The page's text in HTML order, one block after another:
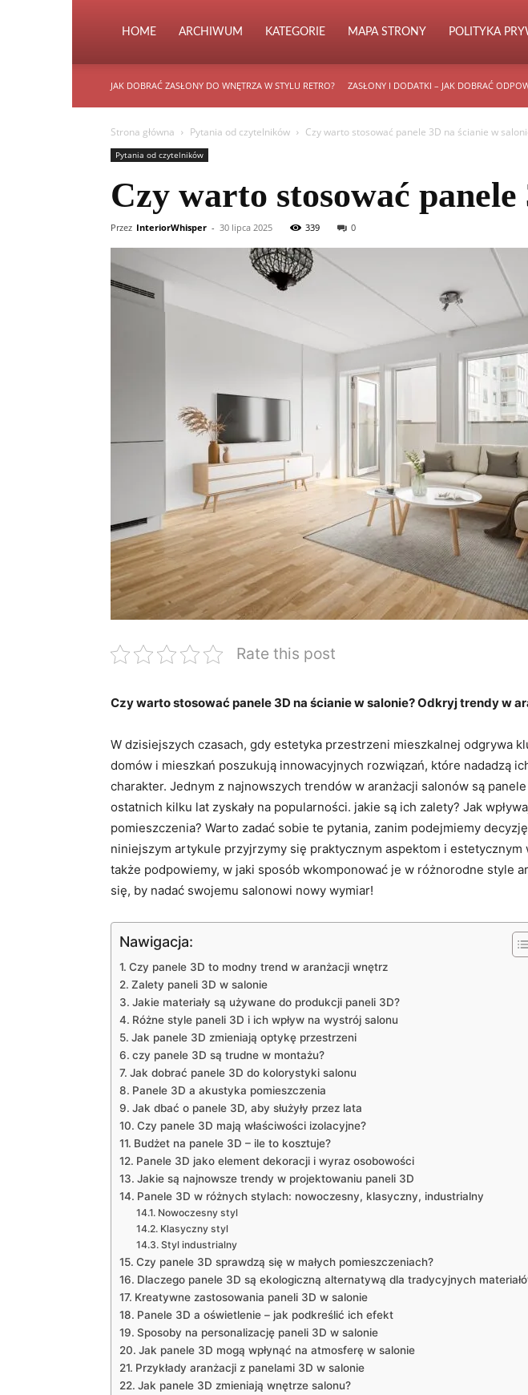
HOME ARCHIWUM KATEGORIE MAPA STRONY POLITYKA
JAK DOBRAĆ ZASŁONY DO WNĘTRZA W STYLU RETRO? ZASŁONY I DODATKI – JAK DOBRAĆ
Strona główna Pytania od czytelników Czy warto stosować panele 3D na ścianie w
Pytania od czytelników
Czy warto stosować
Przez InteriorWhisper - 30 lipca 2025 339 0
Rate this post
Czy warto​ stosować panele 3D na⁤ ścianie‌ w salonie? Odkryj ⁣trendy w
W dzisiejszych czasach, gdy ​estetyka⁤ przestrzeni mieszkalnej odgrywa
domów i ⁢mieszkań poszukują innowacyjnych rozwiązań, które nadadzą
charakter. Jednym z najnowszych trendów⁤ w aranżacji salonów ‍są‍
ostatnich kilku lat zyskały na popularności. jakie​ są‌ ich zalety? ⁤Jak
⁤pomieszczenia? Warto zadać sobie ⁣te pytania, ‍zanim⁤ podejmiemy
niniejszym artykule ⁣przyjrzymy ‌się praktycznym‍ aspektom i estetycznym
także podpowiemy, w jaki sposób wkomponować je​ w różnorodne style⁢
się, ⁣by nadać swojemu⁢ salonowi ​nowy wymiar!
Nawigacja:
Czy panele 3D to modny trend ⁤w aranżacji wnętrz
Zalety paneli 3D w ​salonie
Jakie⁤ materiały są ‍używane do⁤ produkcji paneli ⁤3D?
Różne⁤ style paneli 3D i ‍ich ⁣wpływ ⁤na⁤ wystrój ‍salonu
Jak‍ panele⁤ 3D zmieniają optykę przestrzeni
czy panele 3D są trudne w montażu?
Jak dobrać panele‍ 3D⁢ do kolorystyki salonu
Panele 3D‍ a akustyka ‌pomieszczenia
Jak dbać o panele 3D,‍ aby‍ służyły przez lata
Czy panele 3D mają właściwości izolacyjne?
Budżet na panele 3D – ile to kosztuje?
Panele ⁢3D ⁣jako ⁢element‌ dekoracji i wyraz osobowości
Jakie są najnowsze trendy w ⁢projektowaniu paneli 3D
Panele 3D w różnych stylach: ⁢nowoczesny, klasyczny,⁤ industrialny
Nowoczesny styl
Klasyczny styl
Styl industrialny
Czy panele 3D‍ sprawdzą się‌ w małych⁢ pomieszczeniach?
Dlaczego panele 3D są ekologiczną alternatywą dla tradycyjnych
Kreatywne zastosowania paneli⁤ 3D w salonie
Panele⁢ 3D a oświetlenie – ‍jak podkreślić ich‌ efekt
Sposoby ⁣na personalizację paneli 3D​ w salonie
Jak panele 3D mogą wpłynąć na atmosferę w salonie
Przykłady‌ aranżacji z panelami 3D​ w salonie
Jak panele 3D zmieniają wnętrze salonu?